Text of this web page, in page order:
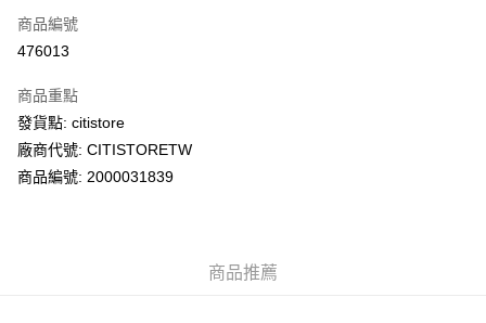
AlipayHK
WeChat Pay
送貨方式
商品編號
476013
商品重點
發貨點: citistore
廠商代號: CITISTORETW
商品編號: 2000031839
商品推薦